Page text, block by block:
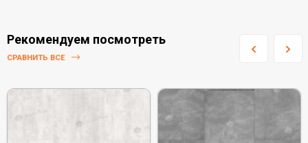
Рекомендуем посмотреть
СРАВНИТЬ ВСЕ